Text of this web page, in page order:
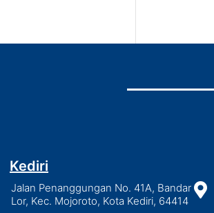
Kediri
Jalan Penanggungan No. 41A, Bandar
Lor, Kec. Mojoroto, Kota Kediri, 64414
